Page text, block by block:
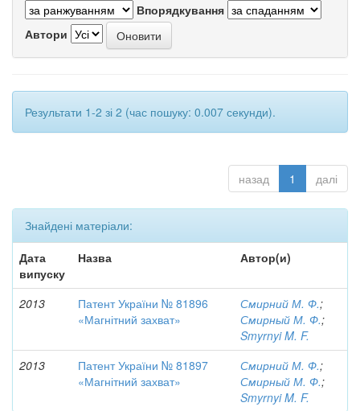
Впорядкування
Автори
Результати 1-2 зі 2 (час пошуку: 0.007 секунди).
назад 1 далі
Знайдені матеріали:
Дата
випуску
Назва Автор(и)
2013
Патент України № 81896
«Магнітний захват»
Смирний М. Ф.;
Смирный М. Ф.;
Smyrnyi M. F.
2013
Патент України № 81897
«Магнітний захват»
Смирний М. Ф.;
Смирный М. Ф.;
Smyrnyi M. F.